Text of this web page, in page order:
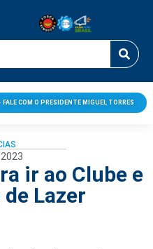
FALE COM O PRESIDENTE MIGUEL TORRES
ir ao Clube e
Lazer